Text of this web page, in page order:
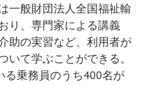
一般財団法人全国福祉輸
り、専門家による講義
助の実習など、利用者が
いて学ぶことができる。
る乗務員のうち400名が